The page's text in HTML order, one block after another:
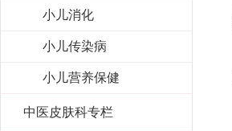
小儿消化
小儿传染病
小儿营养保健
中医皮肤科专栏